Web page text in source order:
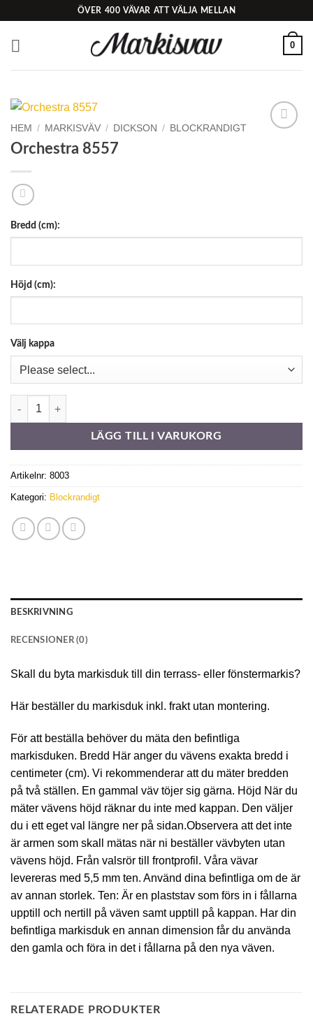
content
ÖVER 400 VÄVAR ATT VÄLJA MELLAN
0
HEM / MARKISVÄV / DICKSON / BLOCKRANDIGT
Orchestra 8557
Bredd (cm):
Höjd (cm):
Välj kappa
Orchestra 8557 mängd
LÄGG TILL I VARUKORG
Artikelnr: 8003
Kategori: Blockrandigt
BESKRIVNING
RECENSIONER (0)
Skall du byta markisduk till din terrass- eller fönstermarkis?
Här beställer du markisduk inkl. frakt utan montering.
För att beställa behöver du mäta den befintliga
markisduken. Bredd Här anger du vävens exakta bredd i
centimeter (cm). Vi rekommenderar att du mäter bredden
på två ställen. En gammal väv töjer sig gärna. Höjd När du
mäter vävens höjd räknar du inte med kappan. Den väljer
du i ett eget val längre ner på sidan.Observera att det inte
är armen som skall mätas när ni beställer vävbyten utan
vävens höjd. Från valsrör till frontprofil. Våra vävar
levereras med 5,5 mm ten. Använd dina befintliga om de är
av annan storlek. Ten: Är en plaststav som förs in i fållarna
upptill och nertill på väven samt upptill på kappan. Har din
befintliga markisduk en annan dimension får du använda
den gamla och föra in det i fållarna på den nya väven.
RELATERADE PRODUKTER